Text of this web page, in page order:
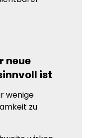
neue
ist
wenige
zu